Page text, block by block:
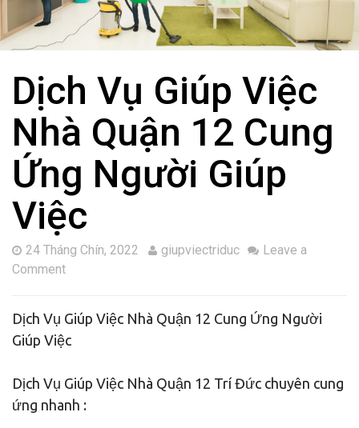
Dịch Vụ Giúp Việc
Nhà Quận 12 Cung
Ứng Người Giúp
Việc
24 Tháng Chín, 2022 giupviectriduc
Leave a
Comment
Dịch Vụ Giúp Việc Nhà Quận 12 Cung Ứng Người
Giúp Việc
Dịch Vụ Giúp Việc Nhà Quận 12 Trí Đức chuyên cung
ứng nhanh :